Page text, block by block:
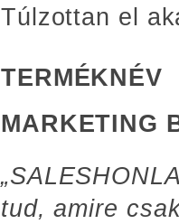
Túlzottan el
MARKETING
tud, amire